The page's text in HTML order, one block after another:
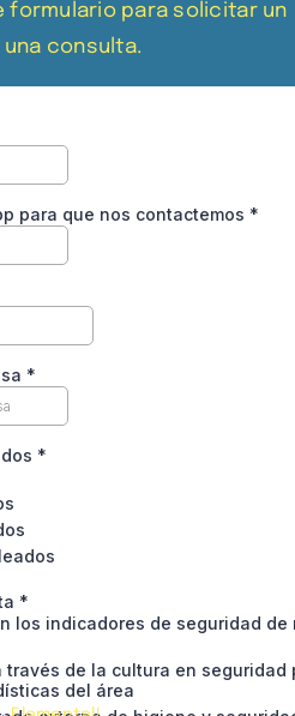
formulario para solicitar un
consulta.